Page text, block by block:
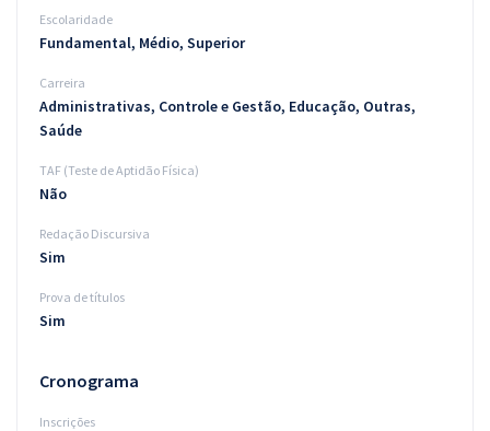
Escolaridade
Fundamental, Médio, Superior
Carreira
Administrativas, Controle e Gestão, Educação, Outras,
Saúde
TAF (Teste de Aptidão Física)
Não
Redação Discursiva
Sim
Prova de títulos
Sim
Cronograma
Inscrições